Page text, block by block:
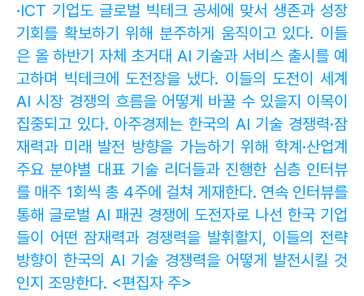
·ICT 기업도 글로벌 빅테크 공세에 맞서 생존과 성장
기회를 확보하기 위해 분주하게 움직이고 있다. 이들
은 올 하반기 자체 초거대 AI 기술과 서비스 출시를 예
고하며 빅테크에 도전장을 냈다. 이들의 도전이 세계
AI 시장 경쟁의 흐름을 어떻게 바꿀 수 있을지 이목이
집중되고 있다. 아주경제는 한국의 AI 기술 경쟁력·잠
재력과 미래 발전 방향을 가늠하기 위해 학계·산업계
주요 분야별 대표 기술 리더들과 진행한 심층 인터뷰
를 매주 1회씩 총 4주에 걸쳐 게재한다. 연속 인터뷰를
통해 글로벌 AI 패권 경쟁에 도전자로 나선 한국 기업
들이 어떤 잠재력과 경쟁력을 발휘할지, 이들의 전략
방향이 한국의 AI 기술 경쟁력을 어떻게 발전시킬 것
인지 조망한다. <편집자 주>